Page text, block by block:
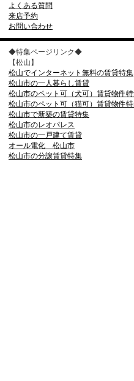
よくある質問
来店予約
お問い合わせ
◆特集ページリンク◆
【松山】
松山でインターネット無料の賃貸特集
松山市の一人暮らし賃貸
松山市のペット可（犬可）賃貸物件
松山市のペット可（猫可）賃貸物件
松山市で新築の賃貸特集
松山市のレオパレス
松山市の一戸建て賃貸
オール電化 松山市
松山市の分譲賃貸特集